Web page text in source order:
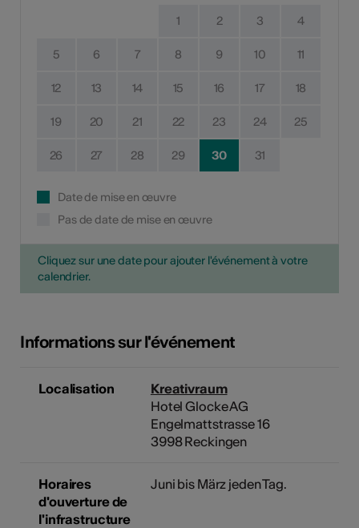
1 2 3 4
5 6 7 8 9 10 11
12 13 14 15 16 17 18
19 20 21 22 23 24 25
26 27 28 29 30 31
Date de mise en œuvre
Pas de date de mise en œuvre
Cliquez sur une date pour ajouter l'événement à votre
calendrier.
Informations sur l'événement
Localisation
Kreativraum
Hotel Glocke AG
Engelmattstrasse 16
3998 Reckingen
Horaires
d'ouverture de
l'infrastructure
Juni bis März jeden Tag.